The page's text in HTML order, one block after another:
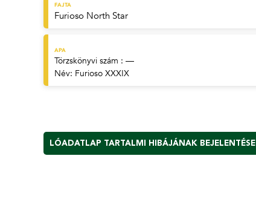
FAJTA
Furioso North Star
APA
Törzskönyvi szám : —
Név: Furioso XXXIX
LÓADATLAP TARTALMI HIBÁJÁNAK BEJELENTÉSE